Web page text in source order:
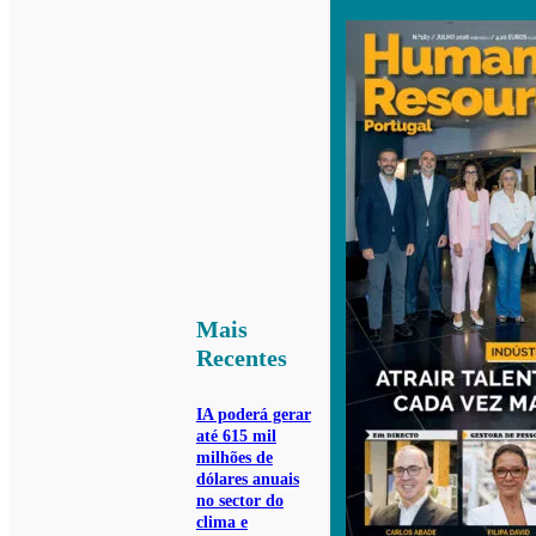
Mais
Recentes
IA poderá gerar
até 615 mil
milhões de
dólares anuais
no sector do
clima e